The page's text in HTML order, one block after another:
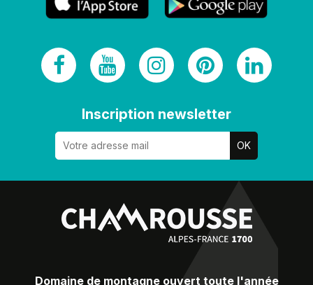
Inscription newsletter
Domaine de montagne ouvert toute l'année